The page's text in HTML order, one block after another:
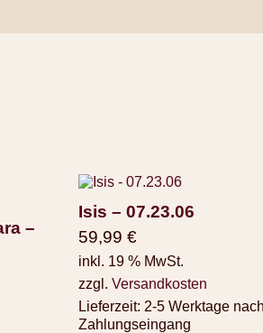
‎–
Isis – 07.23.06
59,99€
inkl. 19 % MwSt.
zzgl.Versandkosten
Lieferzeit: 2-5 Werktage
Zahlungseingang